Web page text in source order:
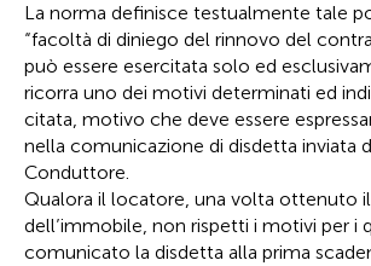
La norma definisce testualmente tale
“facoltà di diniego del rinnovo del
può essere esercitata solo ed
ricorra uno dei motivi determinati ed
citata, motivo che deve essere
nella comunicazione di disdetta inviata
Conduttore.
Qualora il locatore, una volta ottenuto
dell’immobile, non rispetti i motivi per i
comunicato la disdetta alla prima